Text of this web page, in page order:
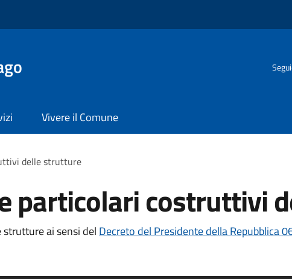
Vivere il Comune
delle strutture
particolari costruttivi
ai sensi del Decreto del Presidente della Repubblica